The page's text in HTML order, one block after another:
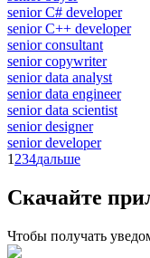
senior C# developer
senior C++ developer
senior consultant
senior copywriter
senior data analyst
senior data engineer
senior data scientist
senior designer
senior developer
1 234дальше
Скачайте
Чтобы получать